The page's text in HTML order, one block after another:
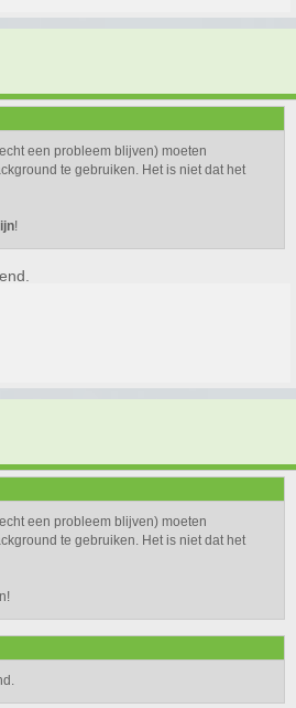
een probleem blijven) moeten
te gebruiken. Het is niet dat het
!
een probleem blijven) moeten
te gebruiken. Het is niet dat het